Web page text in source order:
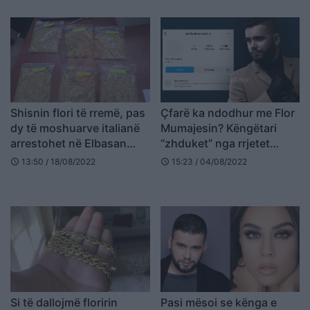
Shisnin flori të rremë, pas
dy të moshuarve italianë
arrestohet në Elbasan
edhe një tjetër shtetas
schedule 13:50 / 18/08/2022
Çfarë ka ndodhur me Flor
Mumajesin? Këngëtari
“zhduket” nga rrjetet
sociale
schedule 15:23 / 04/08/2022
Si të dallojmë floririn Pasi mësoi se kënga e